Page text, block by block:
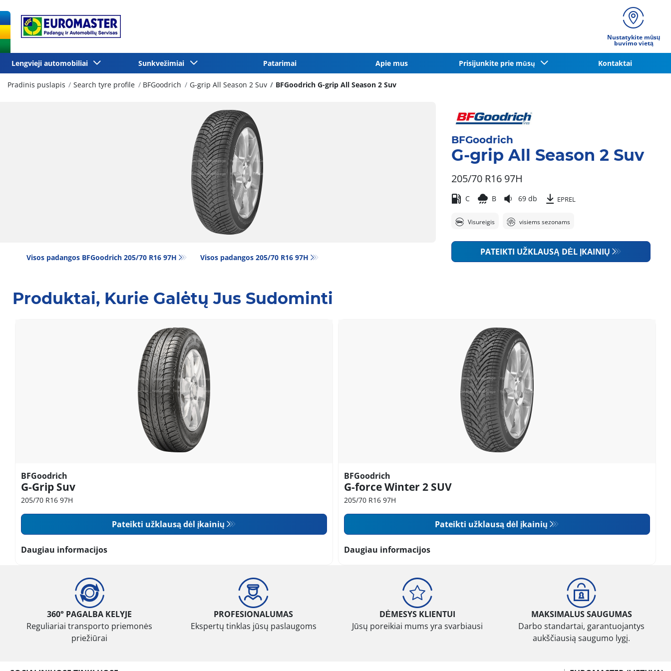
Nustatykite mūsų
buvimo vietą
Lengvieji automobiliai Sunkvežimiai Patarimai Apie mus Prisijunkite prie mūsų Kontaktai
Pradinis puslapis Search tyre profile BFGoodrich G-grip All Season 2 Suv BFGoodrich G-grip All Season 2 Suv
Visos padangos BFGoodrich 205/70 R16 97H Visos padangos‎ 205/70 R16 97H
BFGoodrich
G-grip All Season 2 Suv
205/70 R16 97H
C B 69 db EPREL
Visureigis visiems sezonams
PATEIKTI UŽKLAUSĄ DĖL ĮKAINIŲ
Produktai, Kurie Galėtų Jus Sudominti
BFGoodrich
G-Grip Suv
205/70 R16 97H
Pateikti užklausą dėl įkainių
Daugiau informacijos
BFGoodrich
G-force Winter 2 SUV
205/70 R16 97H
Pateikti užklausą dėl įkainių
Daugiau informacijos
360° PAGALBA KELYJE
Reguliariai transporto priemonės
priežiūrai
PROFESIONALUMAS
Ekspertų tinklas jūsų paslaugoms
DĖMESYS KLIENTUI
Jūsų poreikiai mums yra svarbiausi
MAKSIMALUS SAUGUMAS
Darbo standartai, garantuojantys
aukščiausią saugumo lygį.